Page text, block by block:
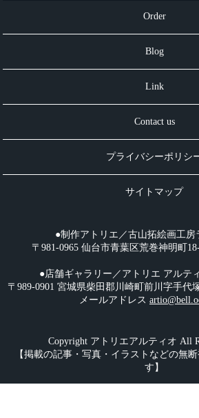
Order
Blog
Link
Contact us
プライバシーポリシ
サイトマップ
●制作アトリエ／古山拓絵画工房
〒981-0965 仙台市青葉区荒巻神明町
●店舗ギャラリー／アトリエ アルテ
〒989-0901 宮城県柴田郡川崎町前川字手代
メールアドレス
Copyright アトリエアルティオ All
【掲載の記事・写真・イラストなどの無
す】